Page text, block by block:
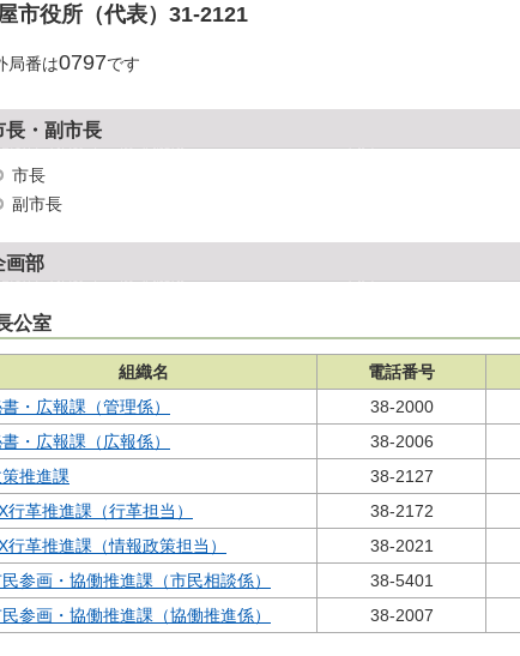
市役所（代表）31-2121
局番は0797です
長・副市長
市長
副市長
画部
公室
組織名 電話番号
・広報課（管理係）
38-2000
・広報課（広報係）
38-2006
推進課
38-2127
行革推進課（行革担当）
38-2172
行革推進課（情報政策担当）
38-2021
参画・協働推進課（市民相談係）
38-5401
参画・協働推進課（協働推進係）
38-2007